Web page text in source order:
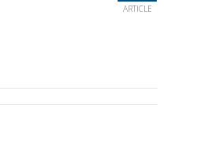
ARTICLE